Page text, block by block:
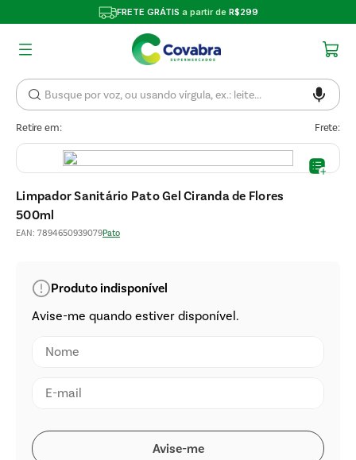
FRETE GRÁTIS a partir de R$299
Retire em: Frete:
Limpador Sanitário Pato Gel Ciranda de Flores
500ml
EAN: 7894650939079Pato